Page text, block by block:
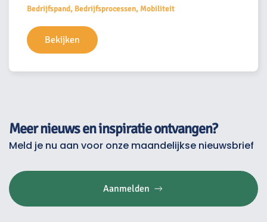
Bedrijfspand, Bedrijfsprocessen, Mobiliteit
Bekijken
Meer nieuws en inspiratie ontvangen?
Meld je nu aan voor onze maandelijkse nieuwsbrief
Aanmelden